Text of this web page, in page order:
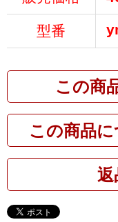
型番
この商
この商品
返